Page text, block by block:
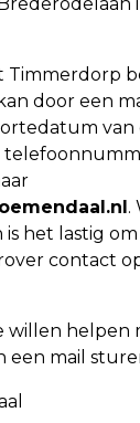
Timmerdorp
door een
van
.
het lastig
contact
willen helpen
een mail